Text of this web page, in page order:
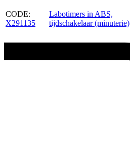
CODE:
X291135
Labotimers in ABS,
tijdschakelaar (minuterie)